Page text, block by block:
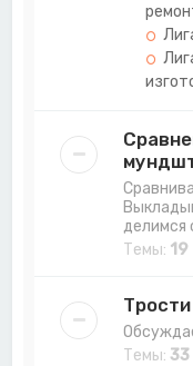
делимся
Темы: 19
Трости
Темы: 33